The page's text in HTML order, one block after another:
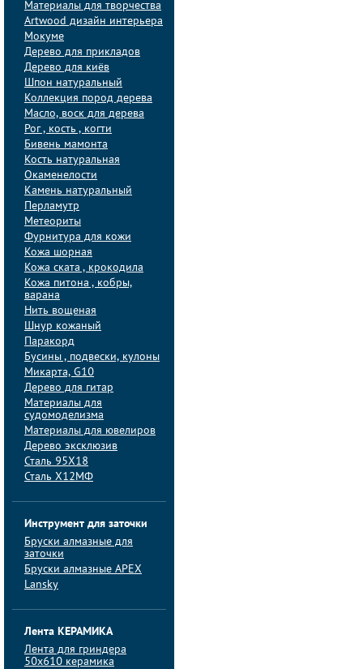
Материалы для творчества
Artwood дизайн интерьера
Мокуме
Дерево для прикладов
Дерево для киёв
Шпон натуральный
Коллекция пород дерева
Масло, воск для дерева
Рог , кость , когти
Бивень мамонта
Кость натуральная
Окаменелости
Камень натуральный
Перламутр
Метеориты
Фурнитура для кожи
Кожа шорная
Кожа ската , крокодила
Кожа питона , кобры,
варана
Нить вощеная
Шнур кожаный
Паракорд
Бусины , подвески, кулоны
Микарта, G10
Дерево для гитар
Материалы для
судомоделизма
Материалы для ювелиров
Дерево эксклюзив
Сталь 95Х18
Сталь Х12МФ
Инструмент для заточки
Бруски алмазные для
заточки
Бруски алмазные APEX
Lansky
Лента КЕРАМИКА
Лента для гриндера
50х610 керамика